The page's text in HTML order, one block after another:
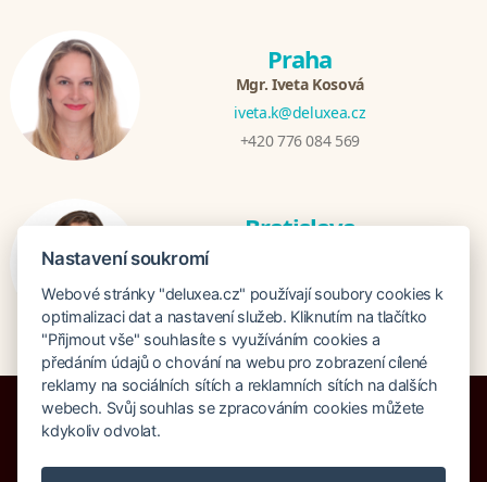
Praha
Mgr. Iveta Kosová
iveta.k@deluxea.cz
+420 776 084 569
Bratislava
+421 948 759 074
Nastavení soukromí
Webové stránky "deluxea.cz" používají soubory cookies k
optimalizaci dat a nastavení služeb. Kliknutím na tlačítko
"Přijmout vše" souhlasíte s využíváním cookies a
předáním údajů o chování na webu pro zobrazení cílené
reklamy na sociálních sítích a reklamních sítích na dalších
webech. Svůj souhlas se zpracováním cookies můžete
kdykoliv odvolat.